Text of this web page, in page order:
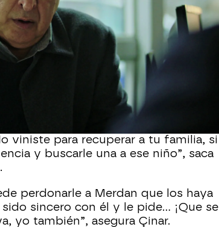
quién es ese niño? ¿Y qué relación
Metin a Merdan en cuanto lo ve.
a su hijo que ese niño se quedó
su padre matase a su madre a
yo a él con mis propias manos”,
la idea de pensar que ese
a su hijo y por eso se tomó la
viniste para recuperar a tu familia, si
y buscarle una a ese niño”, saca
perdonarle a Merdan que los haya
sincero con él y le pide… ¡Que se
yo también”, asegura Çinar.